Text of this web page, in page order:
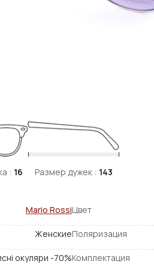
: 16 Размер дужек : 143
Mario Rossi
Женские
окуляри -70%
Цвет
Поляризация
Комплектация